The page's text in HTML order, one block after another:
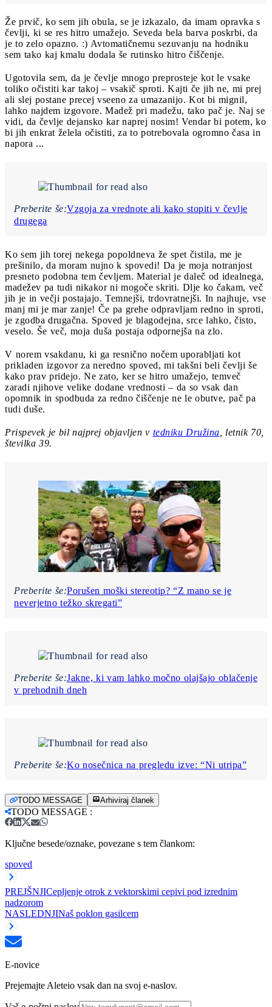
Že prvič, ko sem jih obula, se je izkazalo, da imam opravka s
čevlji, ki se res hitro umažejo. Seveda bela barva poskrbi, da
je to zelo opazno. :) Avtomatičnemu sezuvanju na hodniku
sem tako kaj kmalu dodala še rutinsko hitro čiščenje.
Ugotovila sem, da je čevlje mnogo preprosteje kot le vsake
toliko očistiti kar takoj – vsakič sproti. Kajti če jih ne, mi prej
ali slej postane precej vseeno za umazanijo. Kot bi mignil,
lahko najdem izgovore. Madež pri madežu, tako pač je. Naj se
vidi, da čevlje dejansko kar naprej nosim! Vendar bi potem, ko
bi jih enkrat želela očistiti, za to potrebovala ogromno časa in
napora ...
Preberite še:Vzgoja za vrednote ali kako stopiti v čevlje
drugega
Ko sem jih torej nekega popoldneva že spet čistila, me je
prešinilo, da moram nujno k spovedi! Da je moja notranjost
presneto podobna tem čevljem. Material je daleč od idealnega,
madežev pa tudi nikakor ni mogoče skriti. Dlje ko čakam, več
jih je in večji postajajo. Temnejši, trdovratnejši. In najhuje, vse
manj mi je mar zanje! Če pa grehe odpravljam redno in sproti,
je zgodba drugačna. Spoved je blagodejna, srce lahko, čisto,
veselo. Še več, moja duša postaja odpornejša na zlo.
V norem vsakdanu, ki ga resnično nočem uporabljati kot
prikladen izgovor za neredno spoved, mi takšni beli čevlji še
kako prav pridejo. Ne zato, ker se hitro umažejo, temveč
zaradi njihove velike dodane vrednosti – da so vsak dan
opomnik in spodbuda za redno čiščenje ne le obutve, pač pa
tudi duše.
Prispevek je bil najprej objavljen v tedniku Družina , letnik 70,
številka 39.
Preberite še:Porušen moški stereotip? “Z mano se je
neverjetno težko skregati”
Preberite še:Jakne, ki vam lahko močno olajšajo oblačenje
v prehodnih dneh
Preberite še:Ko nosečnica na pregledu izve: “Ni utripa”
TODO MESSAGE Arhiviraj članek
TODO MESSAGE :
Ključne besede/oznake, povezane s tem člankom:
spoved
PREJŠNJICepljenje otrok z vektorskimi cepivi pod izrednim
nadzorom
NASLEDNJINaš poklon gasilcem
E-novice
Prejemajte Aleteio vsak dan na svoj e-naslov.